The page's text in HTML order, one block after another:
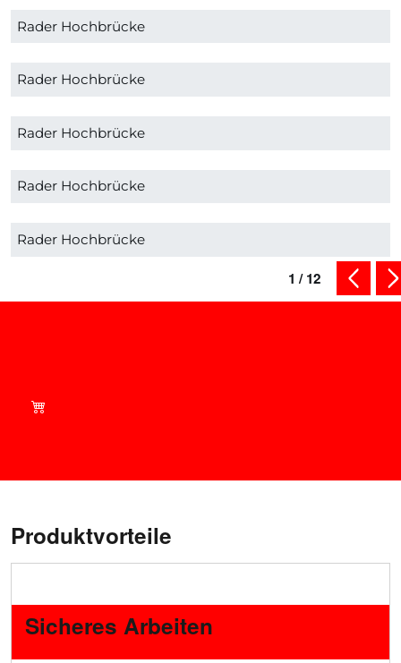
Rader Hochbrücke
Rader Hochbrücke
Rader Hochbrücke
Rader Hochbrücke
Rader Hochbrücke
1 /12
Produktvorteile
Sicheres Arbeiten